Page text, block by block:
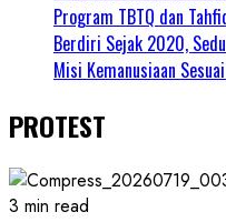
Program TBTQ dan
Berdiri Sejak 2020,
Misi Kemanusiaan
PROTEST
3 min read